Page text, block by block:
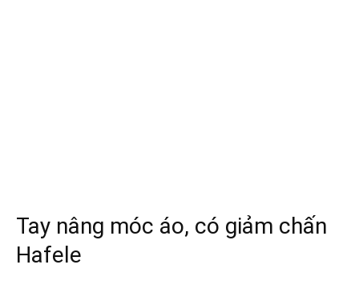
Tay nâng móc áo, có giảm chấn
Hafele